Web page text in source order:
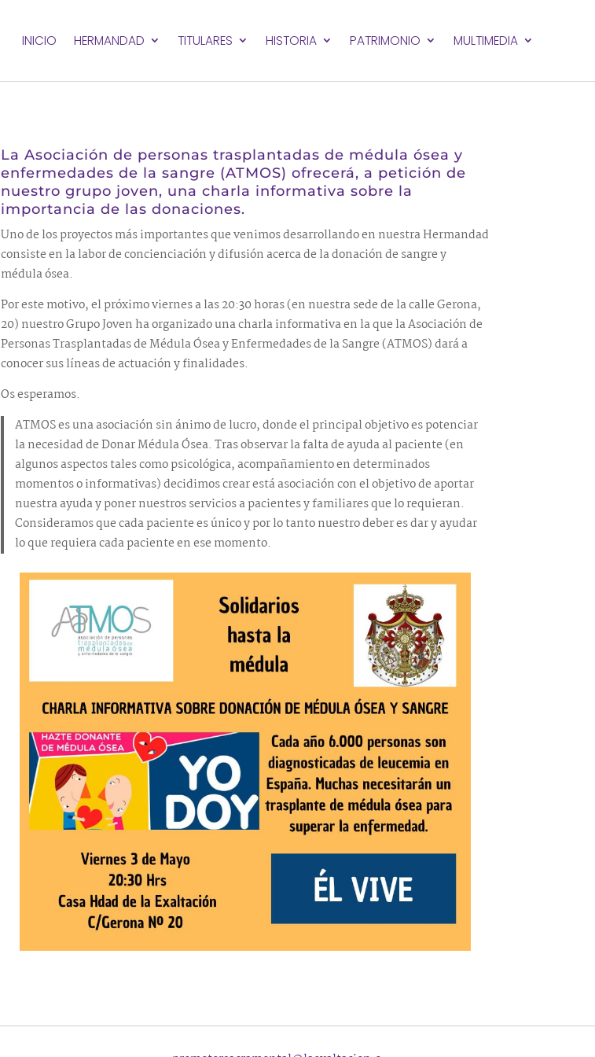
INICIO HERMANDAD TITULARES HISTORIA PATRIMONIO MULTIMEDIA
La Asociación de personas trasplantadas de médula ósea y
enfermedades de la sangre (ATMOS) ofrecerá, a petición de
nuestro grupo joven, una charla informativa sobre la
importancia de las donaciones.
Uno de los proyectos más importantes que venimos desarrollando en nuestra Hermandad
consiste en la labor de concienciación y difusión acerca de la donación de sangre y
médula ósea.
Por este motivo, el próximo viernes a las 20:30 horas (en nuestra sede de la calle Gerona,
20) nuestro Grupo Joven ha organizado una charla informativa en la que la Asociación de
Personas Trasplantadas de Médula Ósea y Enfermedades de la Sangre (ATMOS) dará a
conocer sus líneas de actuación y finalidades.
Os esperamos.
ATMOS es una asociación sin ánimo de lucro, donde el principal objetivo es potenciar
la necesidad de Donar Médula Ósea. Tras observar la falta de ayuda al paciente (en
algunos aspectos tales como psicológica, acompañamiento en determinados
momentos o informativas) decidimos crear está asociación con el objetivo de aportar
nuestra ayuda y poner nuestros servicios a pacientes y familiares que lo requieran.
Consideramos que cada paciente es único y por lo tanto nuestro deber es dar y ayudar
lo que requiera cada paciente en ese momento.